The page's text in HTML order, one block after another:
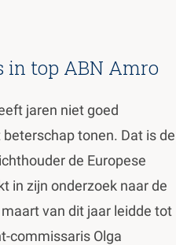
in top ABN Amro
jaren niet goed
tonen. Dat is de
de Europese
in zijn onderzoek naar de
van dit jaar leidde tot
commissaris Olga